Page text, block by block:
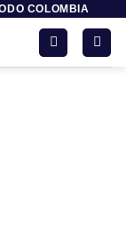
COLOMBIA